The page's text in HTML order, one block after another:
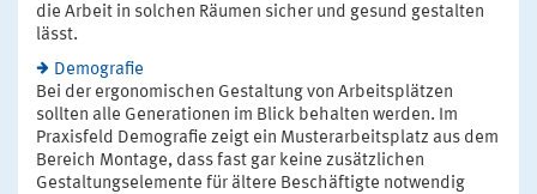
die Arbeit in solchen Räumen sicher und gesund gestalten
lässt.
Demografie
Bei der ergonomischen Gestaltung von Arbeitsplätzen
sollten alle Generationen im Blick behalten werden. Im
Praxisfeld Demografie zeigt ein Musterarbeitsplatz aus dem
Bereich Montage, dass fast gar keine zusätzlichen
Gestaltungselemente für ältere Beschäftigte notwendig